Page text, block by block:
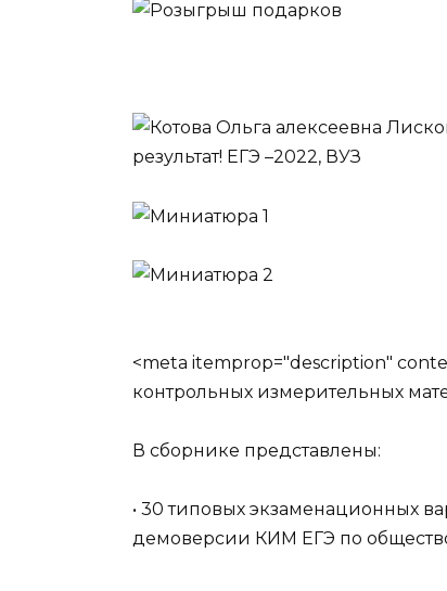
<meta itemprop="description"
контрольных измерительных
В сборнике представлены:
• 30 типовых экзаменационных
демоверсии КИМ ЕГЭ по